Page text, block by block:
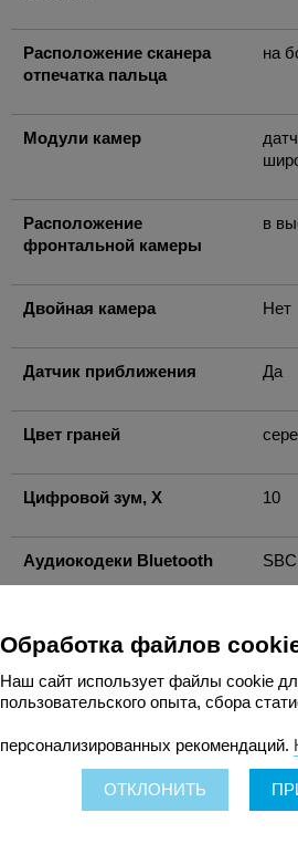
Расположение сканера
отпечатка пальца
на
Модули камер
Расположение
фронтальной камеры
в
Двойная камера Нет
Датчик приближения Да
Цвет граней
Цифровой зум, X 10
Аудиокодеки Bluetooth SBC
Виртуальное расширение
оперативной памяти
Нет
Динамический контроль
частоты обновления
Нет
Обработка файлов
Наш сайт использует файлы cookie
пользовательского опыта, сбора
персонализированных рекомендаций.
ОТКЛОНИТЬ